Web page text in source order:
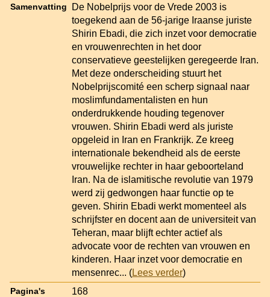
Samenvatting
De Nobelprijs voor de Vrede 2003 is
toegekend aan de 56-jarige Iraanse juriste
Shirin Ebadi, die zich inzet voor democratie
en vrouwenrechten in het door
conservatieve geestelijken geregeerde Iran.
Met deze onderscheiding stuurt het
Nobelprijscomité een scherp signaal naar
moslimfundamentalisten en hun
onderdrukkende houding tegenover
vrouwen. Shirin Ebadi werd als juriste
opgeleid in Iran en Frankrijk. Ze kreeg
internationale bekendheid als de eerste
vrouwelijke rechter in haar geboorteland
Iran. Na de islamitische revolutie van 1979
werd zij gedwongen haar functie op te
geven. Shirin Ebadi werkt momenteel als
schrijfster en docent aan de universiteit van
Teheran, maar blijft echter actief als
advocate voor de rechten van vrouwen en
kinderen. Haar inzet voor democratie en
mensenrec... (Lees verder)
Pagina's 168